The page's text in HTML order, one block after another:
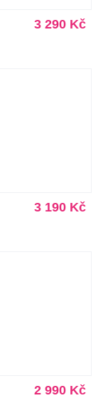
3 290 Kč
3 190 Kč
2 990 Kč